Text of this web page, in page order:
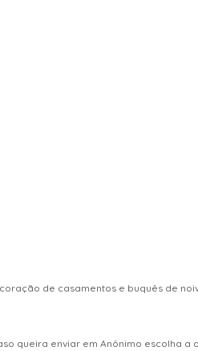
de casamentos e buquês de
queira enviar em Anônimo escolha a